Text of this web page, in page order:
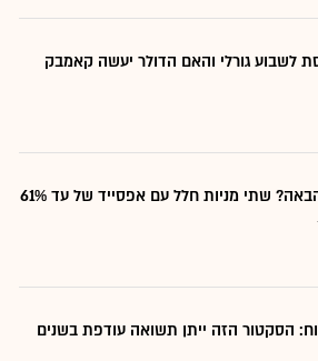
לשבוע גורלי והאם הדולר יעשה קאמבק
הסקטור הזה ייתן תשואה עודפת בשנים